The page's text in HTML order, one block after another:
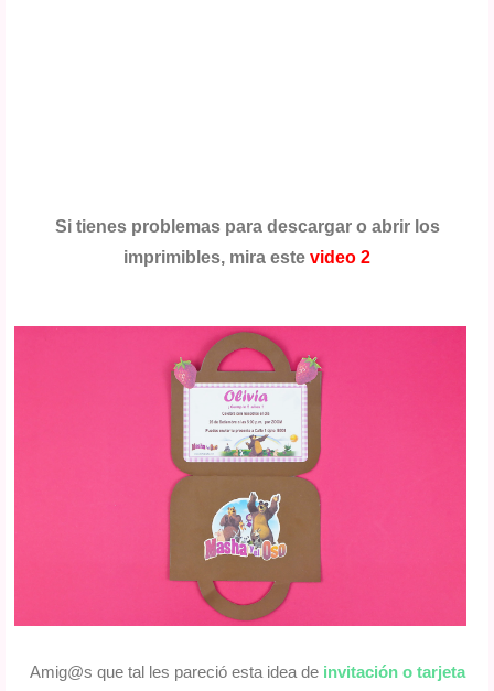
Si tienes problemas para descargar o abrir los
imprimibles, mira este video 2
Amig@s que tal les pareció esta idea de invitación o tarjeta